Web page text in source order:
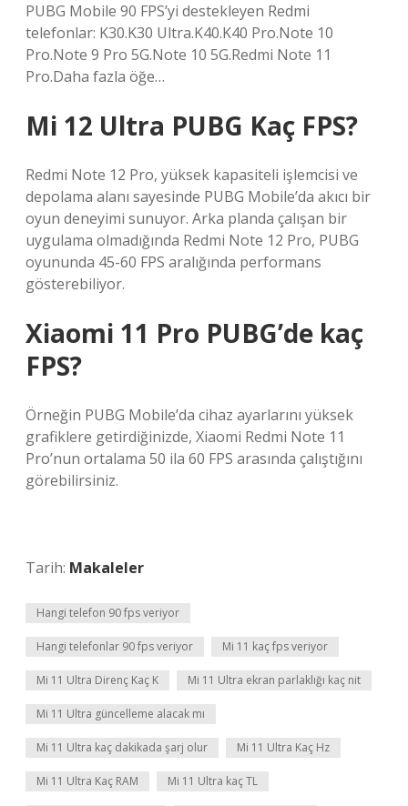
PUBG Mobile 90 FPS’yi destekleyen Redmi
telefonlar: K30.K30 Ultra.K40.K40 Pro.Note 10
Pro.Note 9 Pro 5G.Note 10 5G.Redmi Note 11
Pro.Daha fazla öğe…
Mi 12 Ultra PUBG Kaç FPS?
Redmi Note 12 Pro, yüksek kapasiteli işlemcisi ve
depolama alanı sayesinde PUBG Mobile’da akıcı bir
oyun deneyimi sunuyor. Arka planda çalışan bir
uygulama olmadığında Redmi Note 12 Pro, PUBG
oyununda 45-60 FPS aralığında performans
gösterebiliyor.
Xiaomi 11 Pro PUBG’de kaç
FPS?
Örneğin PUBG Mobile’da cihaz ayarlarını yüksek
grafiklere getirdiğinizde, Xiaomi Redmi Note 11
Pro’nun ortalama 50 ila 60 FPS arasında çalıştığını
görebilirsiniz.
Tarih: Makaleler
Hangi telefon 90 fps veriyor
Hangi telefonlar 90 fps veriyor Mi 11 kaç fps veriyor
Mi 11 Ultra Direnç Kaç K Mi 11 Ultra ekran parlaklığı kaç nit
Mi 11 Ultra güncelleme alacak mı
Mi 11 Ultra kaç dakikada şarj olur Mi 11 Ultra Kaç Hz
Mi 11 Ultra Kaç RAM Mi 11 Ultra kaç TL